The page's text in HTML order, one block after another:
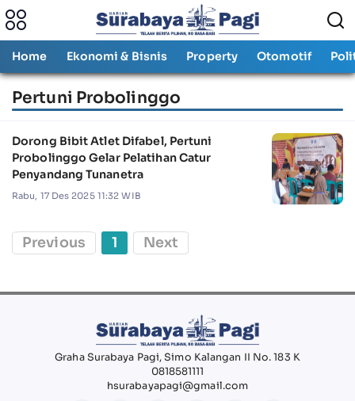
Home Ekonomi & Bisnis Property Otomotif
Pertuni Probolinggo
Dorong Bibit Atlet Difabel, Pertuni
Probolinggo Gelar Pelatihan Catur
Penyandang Tunanetra
Rabu, 17 Des 2025 11:32 WIB
Previous 1 Next
Graha Surabaya Pagi, Simo Kalangan II No. 183 K
0818581111
hsurabayapagi@gmail.com